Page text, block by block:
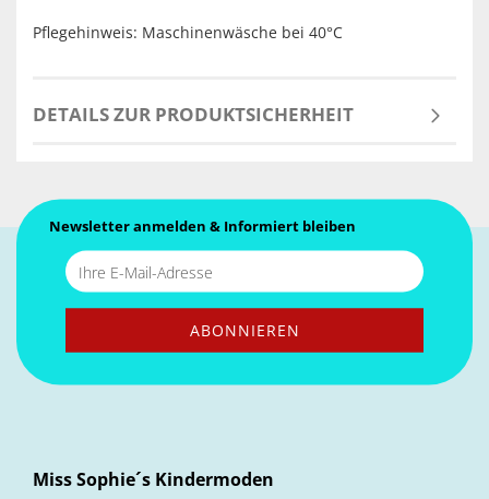
Pflegehinweis: Maschinenwäsche bei 40°C
DETAILS ZUR PRODUKTSICHERHEIT
Newsletter anmelden & Informiert bleiben
Miss Sophie´s Kindermoden